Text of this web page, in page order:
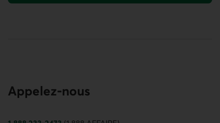
Appelez-nous